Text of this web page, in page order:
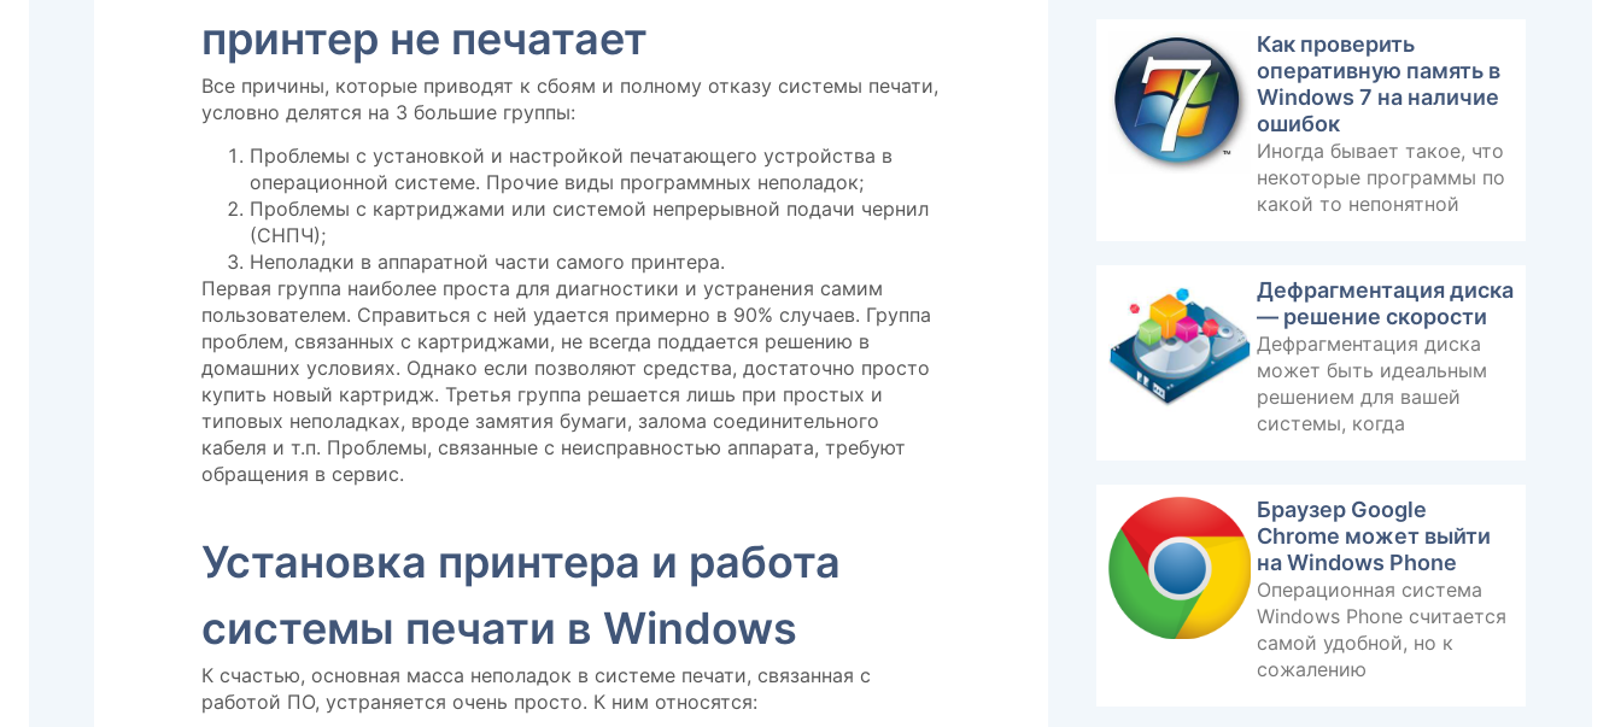
принтер не печатает
Все причины, которые приводят к сбоям и полному отказу системы печати,
условно делятся на 3 большие группы:
Проблемы с установкой и настройкой печатающего устройства в
операционной системе. Прочие виды программных неполадок;
Проблемы с картриджами или системой непрерывной подачи чернил
(СНПЧ);
Неполадки в аппаратной части самого принтера.
Первая группа наиболее проста для диагностики и устранения самим
пользователем. Справиться с ней удается примерно в 90% случаев. Группа
проблем, связанных с картриджами, не всегда поддается решению в
домашних условиях. Однако если позволяют средства, достаточно просто
купить новый картридж. Третья группа решается лишь при простых и
типовых неполадках, вроде замятия бумаги, залома соединительного
кабеля и т.п. Проблемы, связанные с неисправностью аппарата, требуют
обращения в сервис.
Установка принтера и работа
системы печати в Windows
К счастью, основная масса неполадок в системе печати, связанная с
работой ПО, устраняется очень просто. К ним относятся:
Как проверить
оперативную память в
Windows 7 на наличие
ошибок
Иногда бывает такое, что
некоторые программы по
какой то непонятной
Дефрагментация диска
— решение скорости
Дефрагментация диска
может быть идеальным
решением для вашей
системы, когда
Браузер Google
Chrome может выйти
на Windows Phone
Операционная система
Windows Phone считается
самой удобной, но к
сожалению